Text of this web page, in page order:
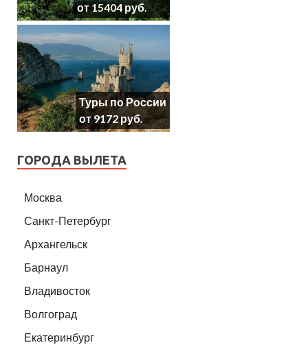
от 15404 руб.
Туры по России
от 9172 руб.
ГОРОДА ВЫЛЕТА
Москва
Санкт-Петербург
Архангельск
Барнаул
Владивосток
Волгоград
Екатеринбург